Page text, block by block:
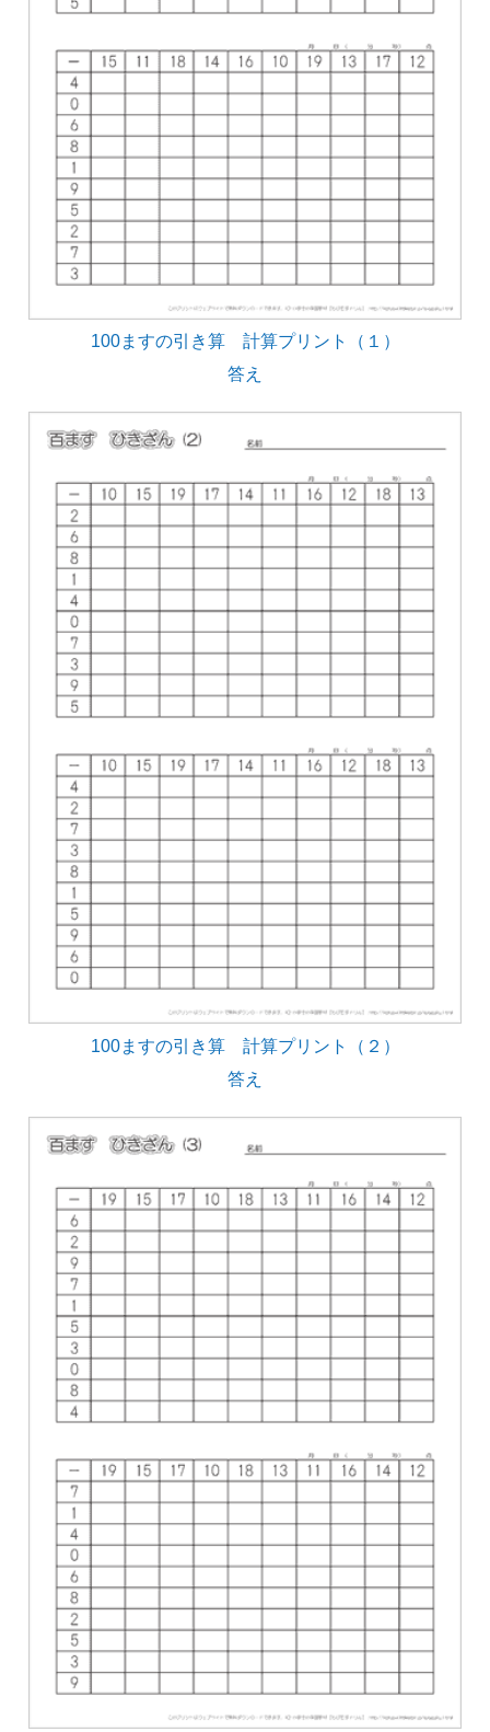
100ますの引き算 計算プリント（１）
答え
100ますの引き算 計算プリント（２）
答え